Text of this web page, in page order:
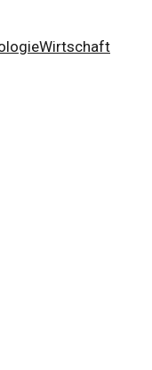
Wirtschaft